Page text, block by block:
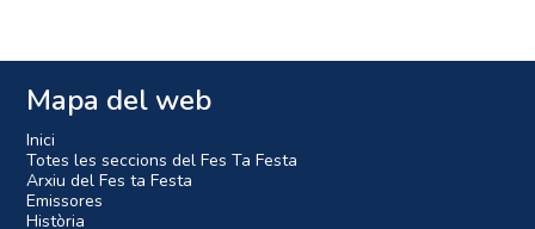
Mapa del web
Inici
Totes les seccions del Fes Ta Festa
Arxiu del Fes ta Festa
Emissores
Història